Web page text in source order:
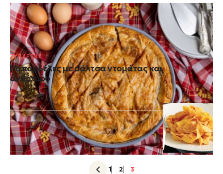
Μακαρονόπιτα σε φόρμα
ΠΙΤΕΣ
Παπαρδέλες µε σάλτσα ντομάτας και
ανθότυρο
ΖΥΜΑΡΙΚΑ
1 2 3